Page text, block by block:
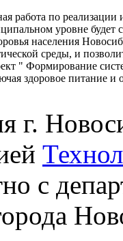
работа по
уровне будет
населения
среды, и
" Формирование
здоровое питание и
г.
с